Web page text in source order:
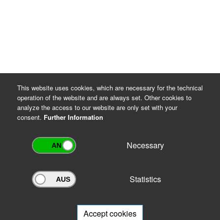
Archivportal Thüringen
will be happy to advise you.
This website uses cookies, which are necessary for the technical
operation of the website and are always set. Other cookies to
analyze the access to our website are only set with your
consent. Further Information
Necessary
Statistics
Accept cookies